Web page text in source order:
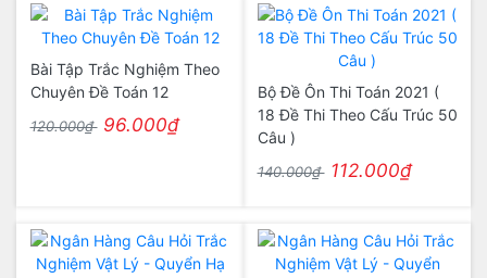
Bài Tập Trắc Nghiệm Theo
Chuyên Đề Toán 12
120.000₫ 96.000₫
Bộ Đề Ôn Thi Toán 2021 (
18 Đề Thi Theo Cấu Trúc 50
Câu )
140.000₫ 112.000₫